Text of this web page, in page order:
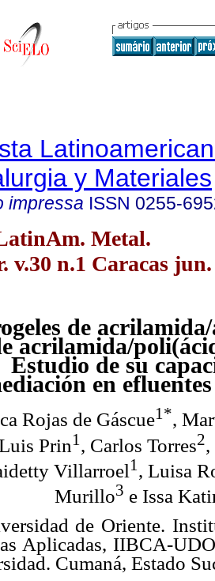
y Materiales
impressa ISSN 0255-
Metal.
v.30 n.1 Caracas jun.
de
acrilamida/
Estudio de su
en efluentes
Rojas de Gáscue1*,
Prin1 , Carlos Torres2,
Villarroel1 , Luisa
Murillo3 e Issa
de Oriente.
Aplicadas, IIBCA-
Cumaná, Estado